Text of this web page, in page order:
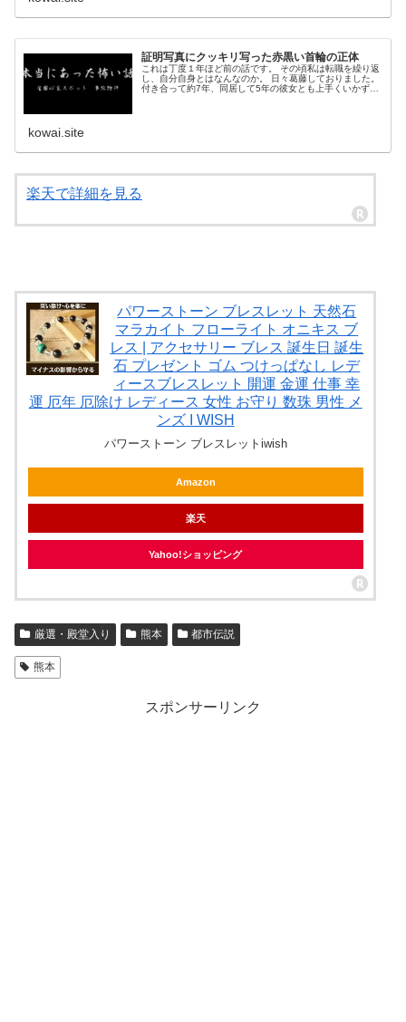
証明写真にクッキリ写った赤黒い首輪の正体
これは丁度１年ほど前の話です。 その頃私は転職を繰り返
し、自分自身とはなんなのか。 日々葛藤しておりました。
付き合って約7年、同居して5年の彼女とも上手くいかず何
kowai.site
楽天で詳細を見る
パワーストーン ブレスレット 天然石
マラカイト フローライト オニキス ブ
レス | アクセサリー ブレス 誕生日 誕生
石 プレゼント ゴム つけっぱなし レデ
ィースブレスレット 開運 金運 仕事 幸
運 厄年 厄除け レディース 女性 お守り 数珠 男性 メ
ンズ I WISH
パワーストーン ブレスレットiwish
Amazon
楽天
Yahoo!ショッピング
厳選・殿堂入り 熊本 都市伝説
熊本
スポンサーリンク